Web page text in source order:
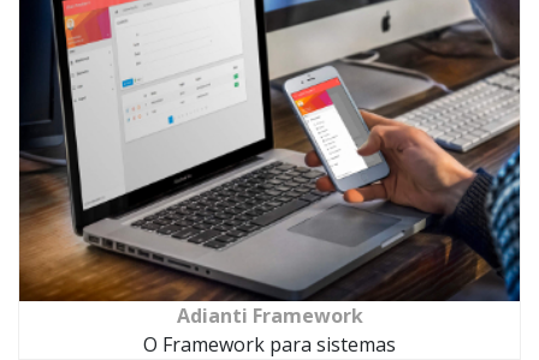
Adianti Framework
O Framework para sistemas